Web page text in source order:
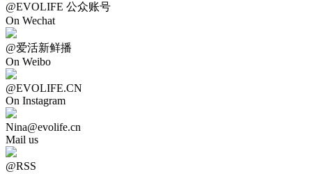
@EVOLIFE 公众账号
On Wechat
@爱活新鲜播
On Weibo
@EVOLIFE.CN
On Instagram
Nina@evolife.cn
Mail us
@RSS